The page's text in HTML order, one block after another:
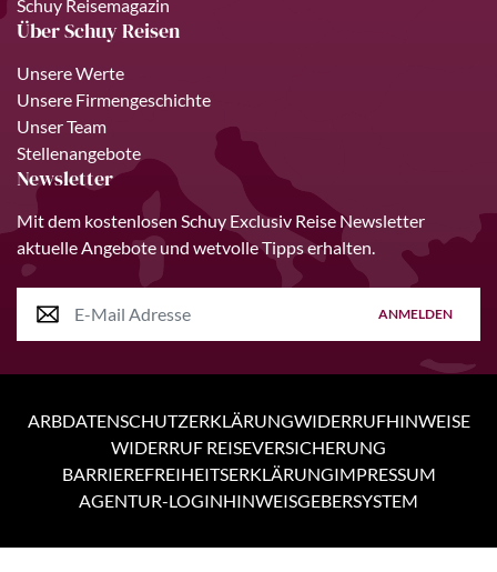
Schuy Reisemagazin
Über Schuy Reisen
Unsere Werte
Unsere Firmengeschichte
Unser Team
Stellenangebote
Newsletter
Mit dem kostenlosen Schuy Exclusiv Reise Newsletter
aktuelle Angebote und wetvolle Tipps erhalten.
ANMELDEN
ARBDATENSCHUTZERKLÄRUNGWIDERRUFHINWEISE
WIDERRUF REISEVERSICHERUNG
BARRIEREFREIHEITSERKLÄRUNGIMPRESSUM
AGENTUR-LOGINHINWEISGEBERSYSTEM